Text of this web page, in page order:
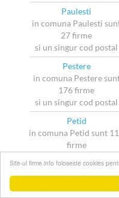
Site-ul firme.info foloseste cookies
Paulesti
in comuna Paulesti
27 firme
si un singur cod postal
Pestere
in comuna Pestere
176 firme
si un singur cod postal
Petid
in comuna Petid sunt
firme
Petreasa
in comuna Petreasa